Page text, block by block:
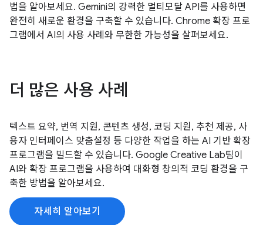
법을 알아보세요. Gemini의 강력한 멀티모달 API를 사용하면
완전히 새로운 환경을 구축할 수 있습니다. Chrome 확장 프로
그램에서 AI의 사용 사례와 무한한 가능성을 살펴보세요.
더 많은 사용 사례
텍스트 요약, 번역 지원, 콘텐츠 생성, 코딩 지원, 추천 제공, 사
용자 인터페이스 맞춤설정 등 다양한 작업을 하는 AI 기반 확장
프로그램을 빌드할 수 있습니다. Google Creative Lab팀이
AI와 확장 프로그램을 사용하여 대화형 창의적 코딩 환경을 구
축한 방법을 알아보세요.
자세히 알아보기